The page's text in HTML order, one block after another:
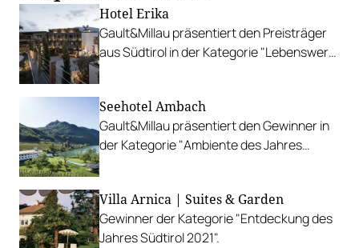
Hotel Erika
Gault&Millau präsentiert den Preisträger
aus Südtirol in der Kategorie "Lebenswerk
Seehotel Ambach
Gault&Millau präsentiert den Gewinner in
der Kategorie "Ambiente des Jahres
Villa Arnica | Suites & Garden
Gewinner der Kategorie "Entdeckung des
Jahres Südtirol 2021".